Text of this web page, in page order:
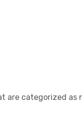
categorized as